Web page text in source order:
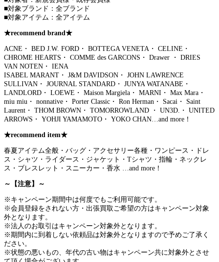
■対象ブランド：全ブランド
■対象アイテム：全アイテム
★recommend brand★
ACNE・ BED J.W. FORD・ BOTTEGA VENETA・ CELINE・
CHROME HEARTS・ COMME des GARCONS・ Drawer ・ DRIES
VAN NOTEN・ IENA
ISABEL MARANT・ J&M DAVIDSON・ JOHN LAWRENCE
SULLIVAN・ JOURNAL STANDARD・ JUNYA WATANABE・
LANDLORD・ LOEWE・ Maison Margiela・ MARNI・ Max Mara・
miu miu・ nonnative・ Porter Classic・ Ron Herman・ Sacai・ Saint
Laurent・ THOM BROWN・ TOMORROWLAND ・ UN3D.・ UNITED
ARROWS・ YOHJI YAMAMOTO・ YOKO CHAN…and more！
★recommend item★
春夏アイテム全般・バッグ・アクセサリー各種・ワンピース・ドレ
ス・シャツ・ライダース・ジャケット・Tシャツ・指輪・ネックレ
ス・ブレスレット・スニーカー・香水 …and more！
～【注意】～
※キャンペーン期間中は何度でもご利用可能です。
※会員登録をされない方・出張買取ご希望の方はキャンペーン対象
外となります。
※法人のお取引はキャンペーン対象外となります。
※期間内に到着しない依頼品は対象外となりますので予めご了承く
ださい。
※状態の悪いもの、年代の古い物はキャンペーン共に対象外とさせ